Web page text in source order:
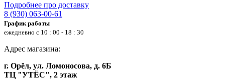
Подробнее про доставку
8 (930) 063-00-61
График работы
ежедневно с 10 : 00 - 18 : 30
Адрес магазина:
г. Орёл, ул. Ломоносова, д. 6Б
ТЦ "УТЁС", 2 этаж